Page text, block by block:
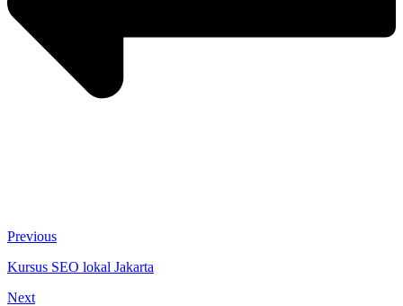
Previous
Kursus SEO lokal Jakarta
Next